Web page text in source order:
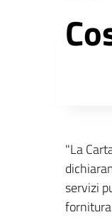
"La
servizi